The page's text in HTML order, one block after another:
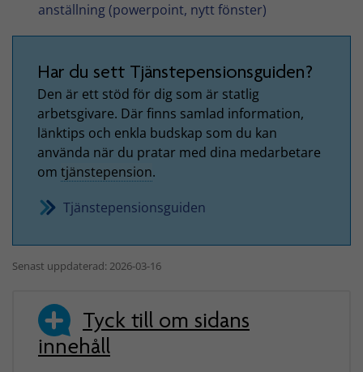
anställning (powerpoint, nytt fönster)
Har du sett Tjänstepensionsguiden?
Den är ett stöd för dig som är statlig
arbetsgivare. Där finns samlad information,
länktips och enkla budskap som du kan
använda när du pratar med dina medarbetare
om tjänstepension.
Tjänstepensionsguiden
Senast uppdaterad: 2026-03-16
Tyck till om sidans
innehåll